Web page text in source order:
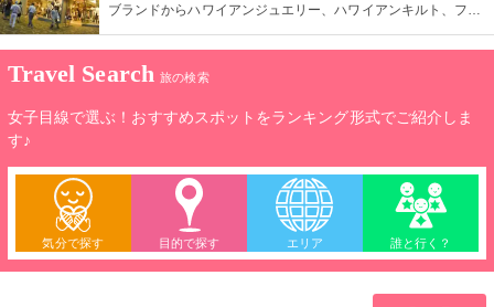
ブランドからハワイアンジュエリー、ハワイアンキルト、フー
覚で買い物ができる楽しい場所です。
Travel Search 旅の検索
女子目線で選ぶ！おすすめスポットをランキング形式でご紹介しま
す♪
気分で探す 目的で探す エリア 誰と行く？